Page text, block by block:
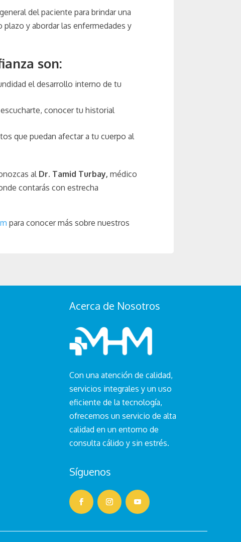
del paciente para brindar una
y abordar las enfermedades y
son:
el desarrollo interno de tu
conocer tu historial
que puedan afectar a tu cuerpo al
al Dr. Tamid Turbay, médico
contarás con estrecha
para conocer más sobre nuestros
Acerca de Nosotros
Con una atención de calidad,
servicios integrales y un uso
eficiente de la tecnología,
ofrecemos un servicio de alta
calidad en un entorno de
consulta cálido y sin estrés.
Síguenos